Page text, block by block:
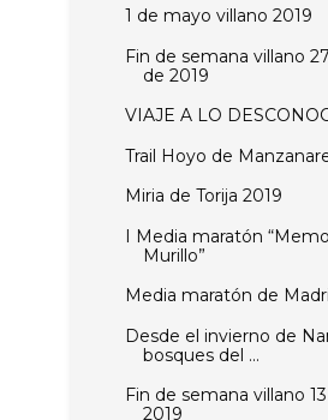
1 de mayo villano 2019
Fin de semana villano
de 2019
VIAJE A LO
Trail Hoyo de
Miria de Torija 2019
I Media maratón
Murillo”
Media maratón de
Desde el invierno de
bosques del ...
Fin de semana villano
2019